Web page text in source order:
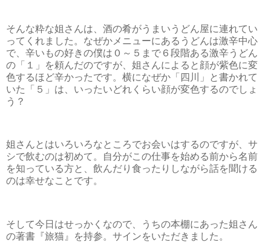
そんな粋な姐さんは、酒の肴がうまいうどん屋に連れてい
ってくれました。なぜかメニューにあるうどんは激辛中心
で、辛いもの好きの僕は０～５まで６段階ある激辛うどん
の「１」を頼んだのですが、姐さんによると顔が紫色に変
色するほど辛かったです。横になぜか「四川」と書かれて
いた「５」は、いったいどれくらい顔が変色するのでしょ
う？
姐さんとはいろいろなところでお会いはするのですが、サ
シで飲むのは初めて。自分がこの仕事を始める前から名前
を知っている方と、飲んだり食ったりしながら話を聞ける
のは幸せなことです。
そして今日はせっかくなので、うちの本棚にあった姐さん
の著書『旅猫』を持参。サインをいただきました。